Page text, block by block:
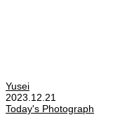
Yusei
2023.12.21
Today's Photograph